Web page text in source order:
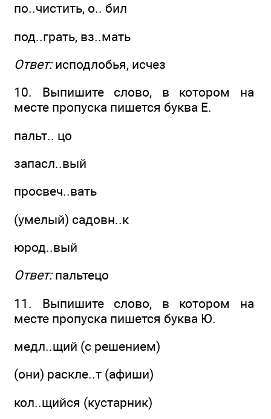
по..чистить, о.. бил
под..грать, вз..мать
Ответ:исподлобья, исчез
10. Выпишите слово, в котором на
месте пропуска пишется буква Е.
пальт.. цо
запасл..вый
просвеч..вать
(умелый) садовн..к
юрод..вый
Ответ:пальтецо
11. Выпишите слово, в котором на
месте пропуска пишется буква Ю.
медл..щий (с решением)
(они) раскле..т (афиши)
кол..щийся (кустарник)